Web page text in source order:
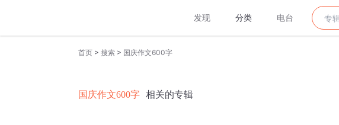
发现 分类 电台
首页 > 搜索 > 国庆作文600字
国庆作文600字 相关的专辑